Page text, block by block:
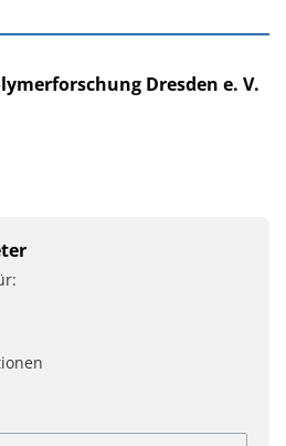
Dresden e. V.